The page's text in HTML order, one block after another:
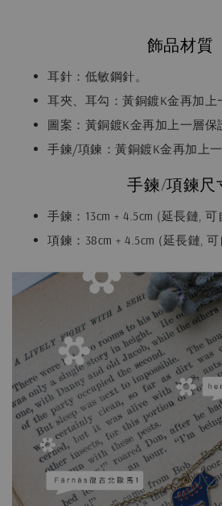
飾品材質
耳針：低敏鋼針。
耳夾、耳勾：黃銅鍍K金再加上
圖案：黃銅鍍K金再加上一層保
手鍊/項鍊：黃銅鍍K金再加上一
手鍊/項鍊尺
手鍊：13cm + 4.5cm (延長鏈,
項鍊：38cm + 4.5cm (延長鏈,